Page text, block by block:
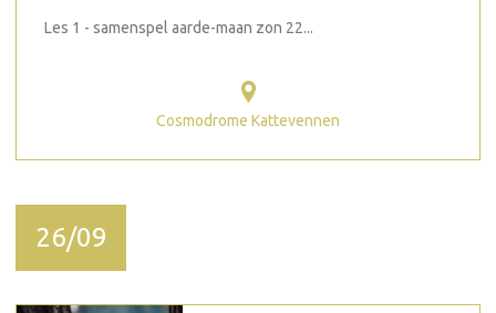
Les 1 - samenspel aarde-maan zon 22...
Cosmodrome Kattevennen
26/09